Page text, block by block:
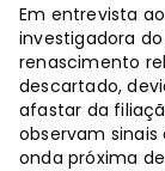
Em entrevista ao
investigadora do
renascimento
descartado,
afastar da
observam
onda próxima